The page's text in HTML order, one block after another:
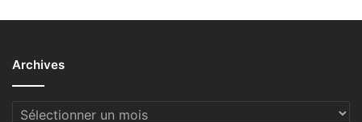
Archives
Archives